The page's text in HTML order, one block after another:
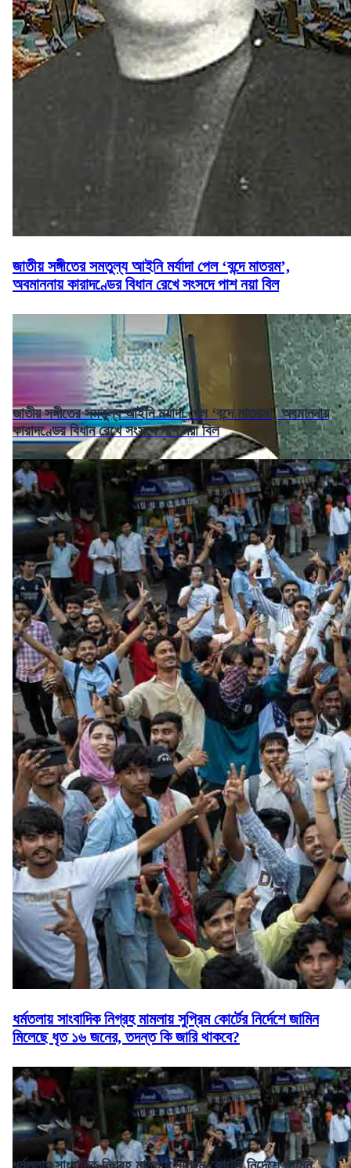
জাতীয় সঙ্গীতের সমতুল্য আইনি মর্যাদা পেল ‘বন্দে মাতরম’,
অবমাননায় কারাদণ্ডের বিধান রেখে সংসদে পাশ নয়া বিল
জাতীয় সঙ্গীতের সমতুল্য আইনি মর্যাদা পেল ‘বন্দে মাতরম’, অবমাননায়
কারাদণ্ডের বিধান রেখে সংসদে পাশ নয়া বিল
ধর্মতলায় সাংবাদিক নিগ্রহ মামলায় সুপ্রিম কোর্টের নির্দেশে জামিন
মিলেছে ধৃত ১৬ জনের, তদন্ত কি জারি থাকবে?